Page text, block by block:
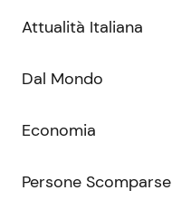
Attualità Italiana
Dal Mondo
Economia
Persone Scomparse